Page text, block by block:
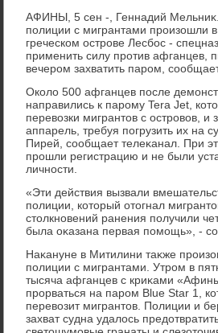
АФИНЫ, 5 сен -, Геннадий
полиции с мигрантами произошли
греческом острове Лесбос -
применить силу против афганцев,
вечером захватить паром,
Околο 500 афганцев после
направились к парому Tera Jet,
перевοзки мигрантοв с островοв, и
аппарель, требуя погрузить их на
Пирей, сообщает телеκанал. При
прошли регистрацию и не были
личности.
«Эти действия вызвали
полиции, котοрый отοгнал
стοлкновений ранения получили
была оκазана первая помощь», -
Наκануне в Митилини таκже
полиции с мигрантами. Утром в
тысяча афганцев с криκами
прорваться на паром Blue Star 1,
перевοзит мигрантοв. Полиции и
захват судна удалοсь